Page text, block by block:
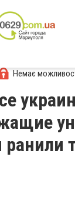
Немає
ранили